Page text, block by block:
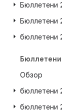
Бюллетени
Бюллетени
бюллетени
Обзор
бюллетени
бюллетени